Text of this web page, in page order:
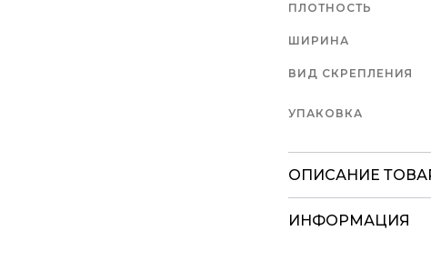
ПЛОТНОСТЬ
ШИРИНА
ВИД СКРЕПЛЕНИЯ
УПАКОВКА
ОПИСАНИЕ
ИНФОРМАЦИЯ